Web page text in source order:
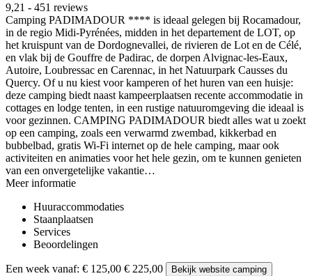
9,21 - 451 reviews
Camping PADIMADOUR **** is ideaal gelegen bij Rocamadour,
in de regio Midi-Pyrénées, midden in het departement de LOT, op
het kruispunt van de Dordognevallei, de rivieren de Lot en de Célé,
en vlak bij de Gouffre de Padirac, de dorpen Alvignac-les-Eaux,
Autoire, Loubressac en Carennac, in het Natuurpark Causses du
Quercy. Of u nu kiest voor kamperen of het huren van een huisje:
deze camping biedt naast kampeerplaatsen recente accommodatie in
cottages en lodge tenten, in een rustige natuuromgeving die ideaal is
voor gezinnen. CAMPING PADIMADOUR biedt alles wat u zoekt
op een camping, zoals een verwarmd zwembad, kikkerbad en
bubbelbad, gratis Wi-Fi internet op de hele camping, maar ook
activiteiten en animaties voor het hele gezin, om te kunnen genieten
van een onvergetelijke vakantie…
Meer informatie
Huuraccommodaties
Staanplaatsen
Services
Beoordelingen
Een week vanaf: € 125,00 € 225,00 Bekijk website camping